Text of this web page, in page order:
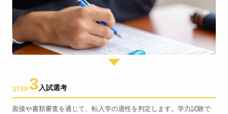
STEP3 入試選考
面接や書類審査を通じて、転入学の適性を判定します。学力試験で